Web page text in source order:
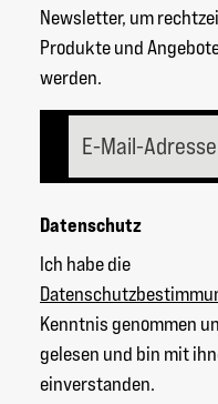
Newsletter, um
Produkte und
werden.
Datenschutz
Ich habe die
Kenntnis genommen
gelesen und bin mit
einverstanden.